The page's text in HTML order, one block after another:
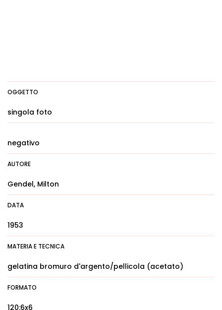
OGGETTO
singola foto
negativo
AUTORE
Gendel, Milton
DATA
1953
MATERIA E TECNICA
gelatina bromuro d'argento/pellicola (acetato)
FORMATO
120:6x6